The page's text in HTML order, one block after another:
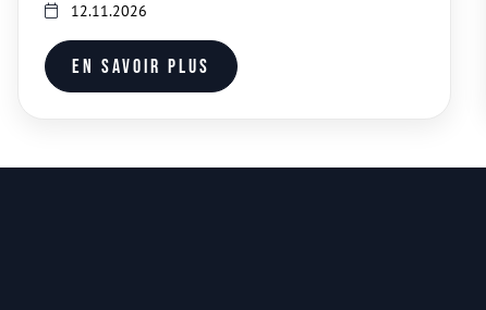
12.11.2026
En savoir plus